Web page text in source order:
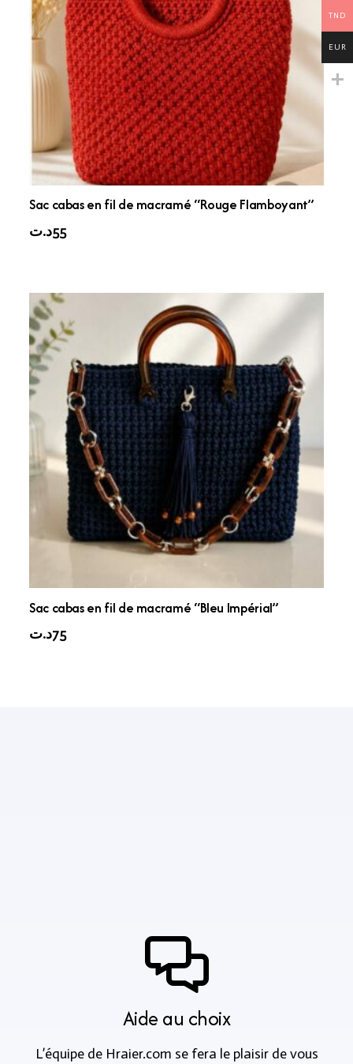
Sac cabas en fil de macramé “Rouge Flamboyant”
55د.ت
Sac cabas en fil de macramé “Bleu Impérial”
75د.ت
Aide au choix
L’équipe de Hraier.com se fera le plaisir de vous
TND
EUR